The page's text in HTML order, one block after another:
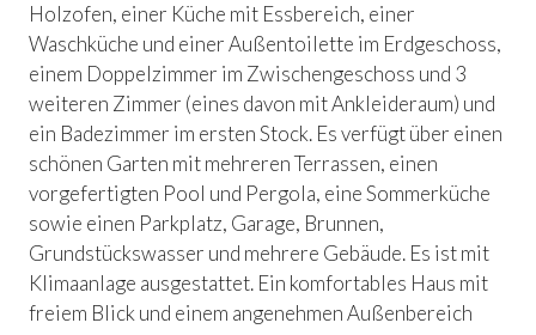
Holzofen, einer Küche mit Essbereich, einer
Waschküche und einer Außentoilette im Erdgeschoss,
einem Doppelzimmer im Zwischengeschoss und 3
weiteren Zimmer (eines davon mit Ankleideraum) und
ein Badezimmer im ersten Stock. Es verfügt über einen
schönen Garten mit mehreren Terrassen, einen
vorgefertigten Pool und Pergola, eine Sommerküche
sowie einen Parkplatz, Garage, Brunnen,
Grundstückswasser und mehrere Gebäude. Es ist mit
Klimaanlage ausgestattet. Ein komfortables Haus mit
freiem Blick und einem angenehmen Außenbereich